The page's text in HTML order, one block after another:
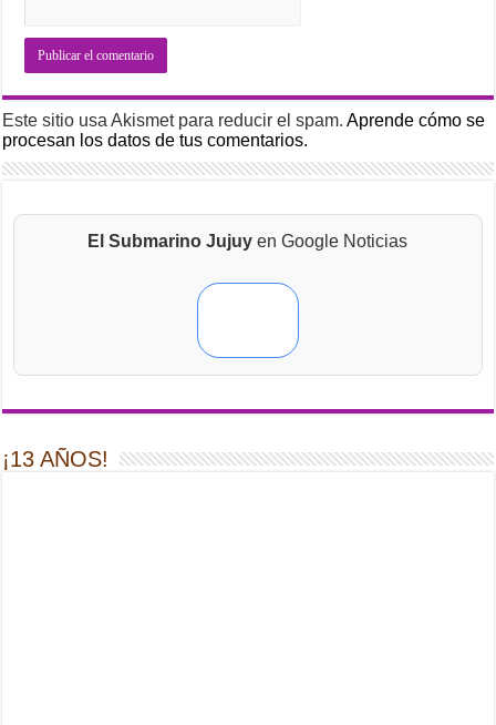
Este sitio usa Akismet para reducir el spam.Aprende cómo se
procesan los datos de tus comentarios.
El Submarino Jujuy en Google Noticias
¡13 AÑOS!